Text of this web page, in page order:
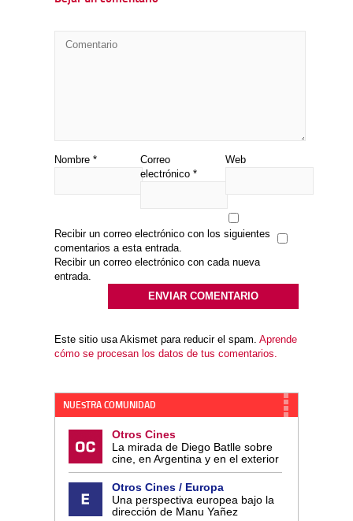
Nombre *
Correo
electrónico *
Web
Recibir un correo electrónico con los siguientes
comentarios a esta entrada.
Recibir un correo electrónico con cada nueva
entrada.
Este sitio usa Akismet para reducir el spam. Aprende
cómo se procesan los datos de tus comentarios.
NUESTRA COMUNIDAD
Otros Cines
La mirada de Diego Batlle sobre
cine, en Argentina y en el exterior
Otros Cines / Europa
Una perspectiva europea bajo la
dirección de Manu Yañez